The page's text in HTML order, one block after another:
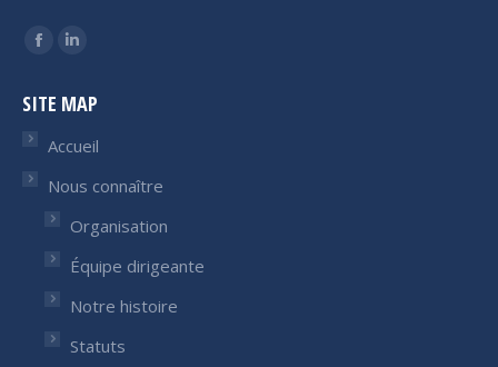
Trouvez nous sur :
Facebook
opens
window
LinkedIn
opens
in
window
SITE MAP
Accueil
Nous connaître
Organisation
Équipe dirigeante
Notre histoire
Statuts